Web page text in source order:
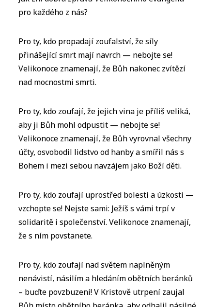
pro každého z nás?
Pro ty, kdo propadají zoufalství, že síly
přinášející smrt mají navrch — nebojte se!
Velikonoce znamenají, že Bůh nakonec zvítězí
nad mocnostmi smrti.
Pro ty, kdo zoufají, že jejich vina je příliš veliká,
aby ji Bůh mohl odpustit — nebojte se!
Velikonoce znamenají, že Bůh vyrovnal všechny
účty, osvobodil lidstvo od hanby a smířil nás s
Bohem i mezi sebou navzájem jako Boží děti.
Pro ty, kdo zoufají uprostřed bolesti a úzkosti —
vzchopte se! Nejste sami: Ježíš s vámi trpí v
solidaritě i společenství. Velikonoce znamenají,
že s ním povstanete.
Pro ty, kdo zoufají nad světem naplněným
nenávistí, násilím a hledáním obětních beránků
– buďte povzbuzeni! V Kristově utrpení zaujal